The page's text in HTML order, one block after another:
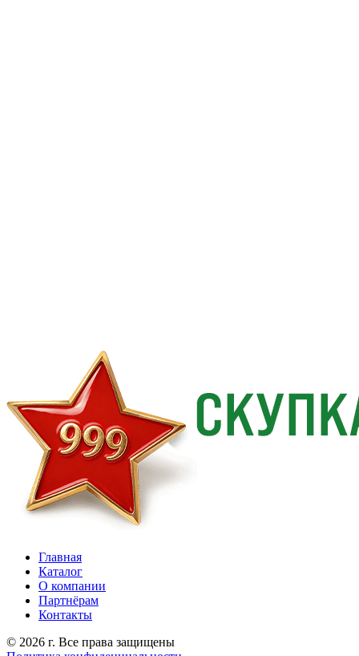
Главная
Каталог
О компании
Партнёрам
Контакты
© 2026 г. Все права защищены